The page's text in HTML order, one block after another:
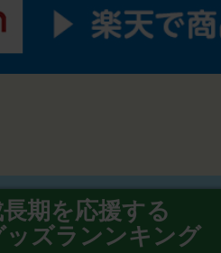
期を応援する
ズランンキング